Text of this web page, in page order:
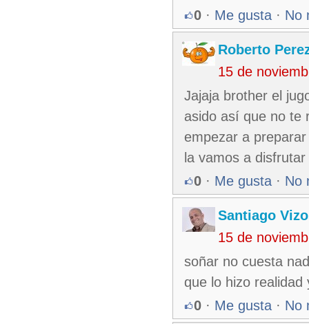
0 · Me gusta · No
Roberto
15 de
Jajaja brother el
asido así que no te
empezar a
la vamos a
0 · Me gusta · No
Santiago
15 de
soñar no cuesta
que lo hizo
0 · Me gusta · No